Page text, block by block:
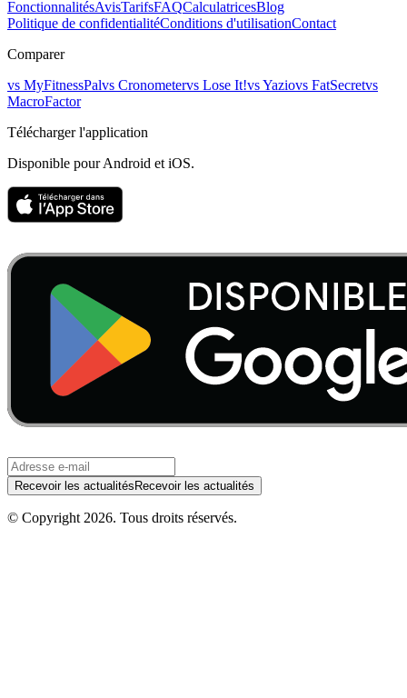
FonctionnalitésAvisTarifsFAQCalculatricesBlog
Politique de confidentialitéConditions d'utilisationContact
Comparer
vs MyFitnessPalvs Cronometervs Lose It!vsYaziovs FatSecretvs
MacroFactor
Télécharger l'application
Disponible pour Android et iOS.
Recevoir les actualitésRecevoir les actualités
© Copyright 2026. Tous droits réservés.